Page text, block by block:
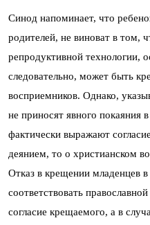
Синод напоминает, что
родителей, не виноват в том,
репродуктивной технологии,
следовательно, может быть
восприемников. Однако,
не приносят явного покаяния
фактически выражают
деянием, то о христианском
Отказ в крещении младенцев
соответствовать
согласие крещаемого, а в